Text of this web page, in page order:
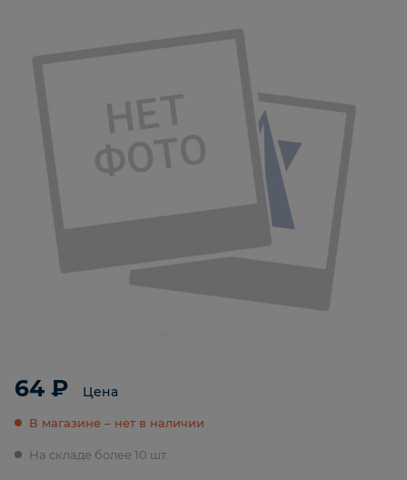
64 ₽ Цена
В магазине – нет в наличии
На складе более 10 шт.